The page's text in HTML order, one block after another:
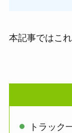
本記事ではこ
トラック